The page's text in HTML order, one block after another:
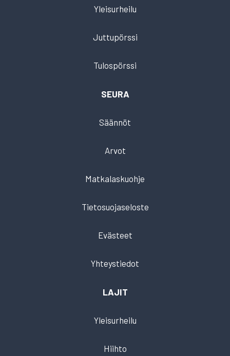
Yleisurheilu
Juttupörssi
Tulospörssi
SEURA
Säännöt
Arvot
Matkalaskuohje
Tietosuojaseloste
Evästeet
Yhteystiedot
LAJIT
Yleisurheilu
Hiihto